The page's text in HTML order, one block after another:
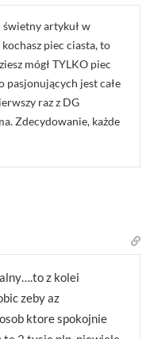
świetny artykuł w
piec ciasta, to
mógł TYLKO piec
pasjonujących jest całe
raz z DG
Zdecydowanie, każde
z kolei
zeby az
ktore spokojnie